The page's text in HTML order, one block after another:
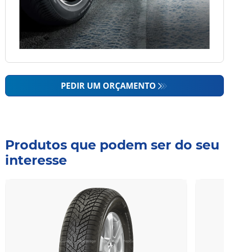
PEDIR UM ORÇAMENTO
Produtos que podem ser do seu
interesse